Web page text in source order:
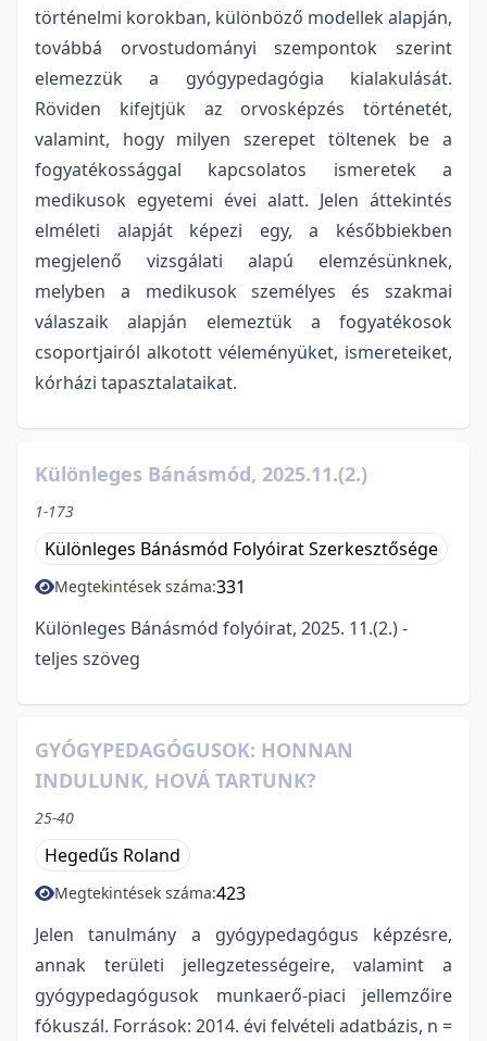
történelmi korokban, különböző modellek alapján,
továbbá orvostudományi szempontok szerint
elemezzük a gyógypedagógia kialakulását.
Röviden kifejtjük az orvosképzés történetét,
valamint, hogy milyen szerepet töltenek be a
fogyatékossággal kapcsolatos ismeretek a
medikusok egyetemi évei alatt. Jelen áttekintés
elméleti alapját képezi egy, a későbbiekben
megjelenő vizsgálati alapú elemzésünknek,
melyben a medikusok személyes és szakmai
válaszaik alapján elemeztük a fogyatékosok
csoportjairól alkotott véleményüket, ismereteiket,
kórházi tapasztalataikat.
Különleges Bánásmód, 2025.11.(2.)
1-173
Különleges Bánásmód Folyóirat Szerkesztősége
Megtekintések száma:331
Különleges Bánásmód folyóirat, 2025. 11.(2.) -
teljes szöveg
GYÓGYPEDAGÓGUSOK: HONNAN
INDULUNK, HOVÁ TARTUNK?
25-40
Hegedűs Roland
Megtekintések száma:423
Jelen tanulmány a gyógypedagógus képzésre,
annak területi jellegzetességeire, valamint a
gyógypedagógusok munkaerő-piaci jellemzőire
fókuszál. Források: 2014. évi felvételi adatbázis, n =